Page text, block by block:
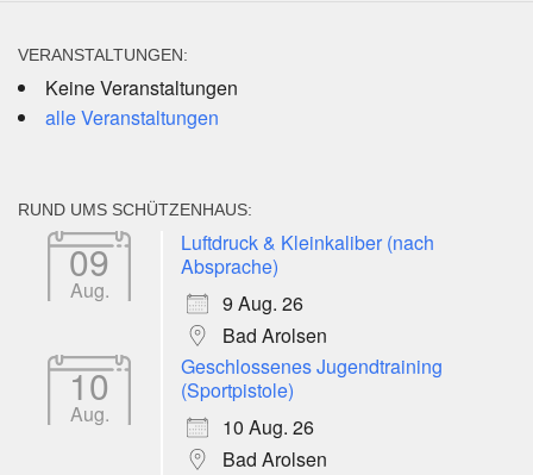
VERANSTALTUNGEN:
Keine Veranstaltungen
alle Veranstaltungen
RUND UMS SCHÜTZENHAUS:
09
Aug.
Luftdruck & Kleinkaliber (nach
Absprache)
9 Aug. 26
Bad Arolsen
10
Aug.
Geschlossenes Jugendtraining
(Sportpistole)
10 Aug. 26
Bad Arolsen